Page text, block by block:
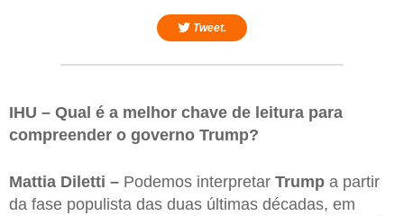
Tweet.
IHU – Qual é a melhor chave de leitura para
compreender o governo Trump?
Mattia Diletti – Podemos interpretar Trump a partir
da fase populista das duas últimas décadas, em